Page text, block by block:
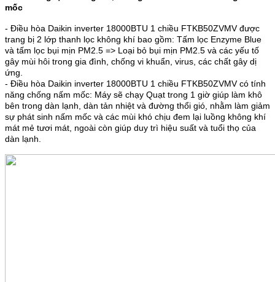
mốc
- Điều hòa Daikin inverter 18000BTU 1 chiều FTKB50ZVMV được
trang bị 2 lớp thanh lọc không khí bao gồm: Tấm lọc Enzyme Blue
và tấm lọc bụi mịn PM2.5 => Loại bỏ bụi mịn PM2.5 và các yếu tố
gây mùi hôi trong gia đình, chống vi khuẩn, virus, các chất gây dị
ứng.
- Điều hòa Daikin inverter 18000BTU 1 chiều FTKB50ZVMV có tính
năng chống nấm mốc: Máy sẽ chạy Quạt trong 1 giờ giúp làm khô
bên trong dàn lạnh, dàn tản nhiệt và đường thổi gió, nhằm làm giảm
sự phát sinh nấm mốc và các mùi khó chịu đem lại luồng không khí
mát mẻ tươi mát, ngoài còn giúp duy trì hiệu suất và tuổi thọ của
dàn lạnh.